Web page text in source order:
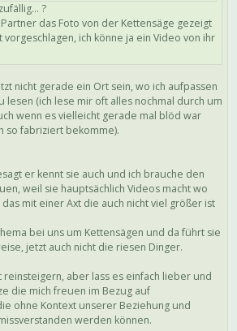
?
das Foto von der Kettensäge gezeigt
ich könne ja ein Video von ihr
nicht gerade ein Ort sein, wo ich aufpassen
lesen (ich lese mir oft alles nochmal durch um
wenn es vielleicht gerade mal blöd war
so fabriziert bekomme).
er kennt sie auch und ich brauche den
weil sie hauptsächlich Videos macht wo
mit einer Axt die auch nicht viel größer ist
bei uns um Kettensägen und da führt sie
jetzt auch nicht die riesen Dinger.
reinsteigern, aber lass es einfach lieber und
die mich freuen im Bezug auf
ohne Kontext unserer Beziehung und
werden können.